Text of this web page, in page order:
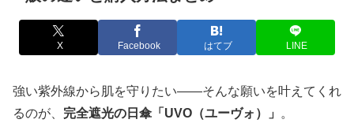
X Facebook はてブ LINE
強い紫外線から肌を守りたい――そんな願いを叶えてくれ
るのが、 完全遮光の日傘「UVO（ユーヴォ）」 。